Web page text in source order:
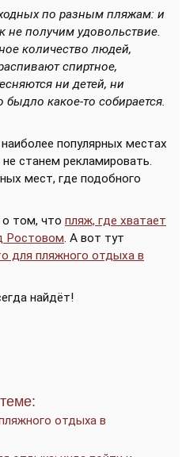
по разным пляжам: и
не получим удовольствие.
количество людей,
спиртное,
ни детей, ни
какое-то собирается.
популярных местах
станем рекламировать.
мест, где подобного
о том, что пляж, где хватает
Ростовом. А вот тут
для пляжного отдыха в
найдёт!
отдыха в